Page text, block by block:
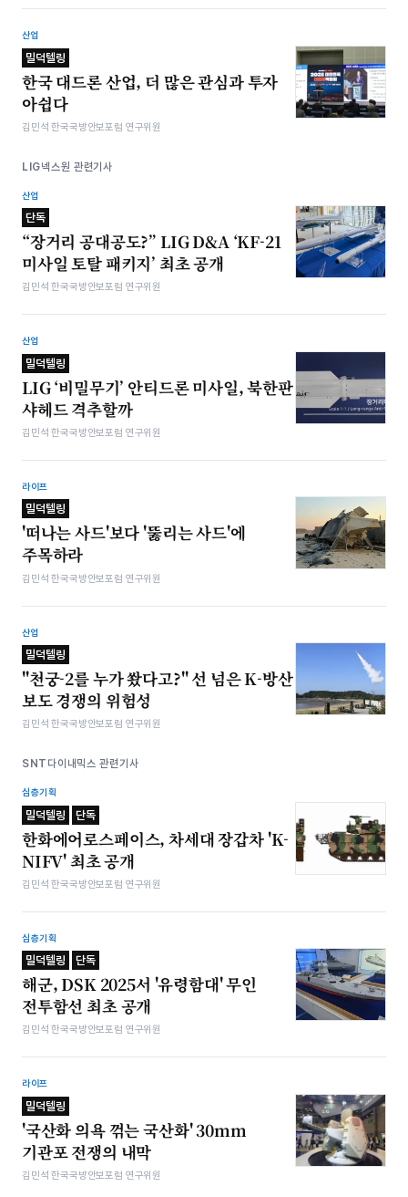
산업
밀덕텔링
한국 대드론 산업, 더 많은 관심과 투자
아쉽다
김민석 한국국방안보포럼 연구위원
LIG넥스원 관련기사
산업
단독
“장거리 공대공도?” LIG D&A ‘KF-21
미사일 토탈 패키지’ 최초 공개
김민석 한국국방안보포럼 연구위원
산업
밀덕텔링
LIG ‘비밀무기’ 안티드론 미사일, 북한판
샤헤드 격추할까
김민석 한국국방안보포럼 연구위원
라이프
밀덕텔링
'떠나는 사드'보다 '뚫리는 사드'에
주목하라
김민석 한국국방안보포럼 연구위원
산업
밀덕텔링
"천궁-2를 누가 쐈다고?" 선 넘은 K-방산
보도 경쟁의 위험성
김민석 한국국방안보포럼 연구위원
SNT다이내믹스 관련기사
심층기획
밀덕텔링 단독
한화에어로스페이스, 차세대 장갑차 'K-
NIFV' 최초 공개
김민석 한국국방안보포럼 연구위원
심층기획
밀덕텔링 단독
해군, DSK 2025서 '유령함대' 무인
전투함선 최초 공개
김민석 한국국방안보포럼 연구위원
라이프
밀덕텔링
'국산화 의욕 꺾는 국산화' 30mm
기관포 전쟁의 내막
김민석 한국국방안보포럼 연구위원